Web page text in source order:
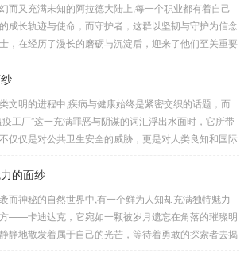
为三国时期的知名将领，如勇猛无双的吕布、足智多谋
亮、忠义双全的关羽等，率领自己的军队在战场上冲锋
排兵布阵，游戏中的每一场战斗都充满了变...
而又充满未知的阿拉德大陆上,每一个职业都有着自己
成长轨迹与使命，而守护者，这群以坚韧与守护为信念
，在经历了漫长的磨砺与沉淀后，迎来了他们至关重要
那一刻起，便肩负着守护的重任，他们身躯魁梧，手持
方的邪恶势力，最初，他们凭借着基础的技能和坚定的
在一次次战斗中积累着经验，不断成长，无论是在阴森
地下墓穴，还是在战火纷飞的前线战场，守...
文明的进程中,疾病与健康始终是紧密交织的话题，而
疫工厂”这一充满罪恶与阴谋的词汇浮出水面时，它所带
仅仅是对公共卫生安全的威胁，更是对人类良知和国际
别有用心的势力为了实现其不可告人的目的，秘密设立
究的外衣，实则干着违背人道、危害全球的勾当。 从
看,生物武器的使用曾经给人类带来过惨痛的教训，在
期，某些国家就曾利用细菌、病毒...
的面纱
而神秘的自然世界中,有一个鲜为人知却充满独特魅力
——卡迪达克，它宛如一颗被岁月遗忘在角落的璀璨明
静地散发着属于自己的光芒，等待着勇敢的探索者去揭